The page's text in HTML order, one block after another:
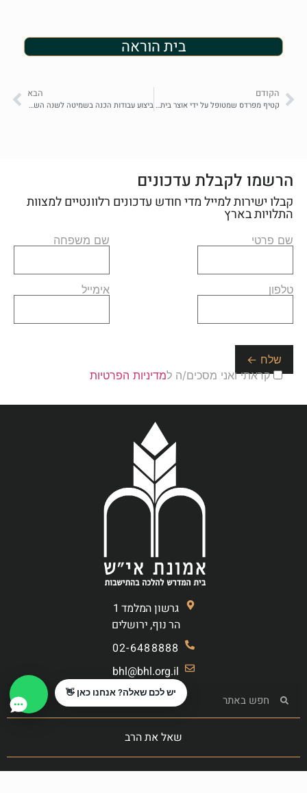
בית הוראה
הקודם
קטיף מפרדס שמטופל על ידי אוצר בית דין
הבא
ביצוע עבודות הכנה בשמיטה לשנה השמינית
הרשמו לקבלת עדכונים
קבלו ישירות למייל מדי חודש עדכונים רלוונטיים למצוות
התלויות בארץ
שם פרטי שם משפחה
טלפון אימייל
קראתי ואני מסכים/ה למדיניות הפרטיות
גרשון המלמד 1
הר נוף, ירושלים
02-6488888
bhl@bhl.org.il
שאל את הרב
הצטרף לקרן המעשרות
יש לכם שאלה? אנחנו כאן 👋